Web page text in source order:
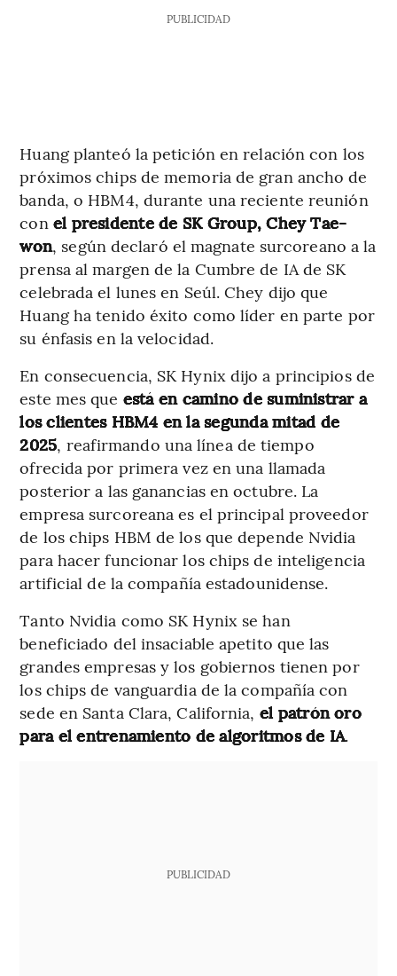
PUBLICIDAD
Huang planteó la petición en relación con los
próximos chips de memoria de gran ancho de
banda, o HBM4, durante una reciente reunión
con el presidente de SK Group, Chey Tae-
won, según declaró el magnate surcoreano a la
prensa al margen de la Cumbre de IA de SK
celebrada el lunes en Seúl. Chey dijo que
Huang ha tenido éxito como líder en parte por
su énfasis en la velocidad.
En consecuencia, SK Hynix dijo a principios de
este mes que está en camino de suministrar a
los clientes HBM4 en la segunda mitad de
2025, reafirmando una línea de tiempo
ofrecida por primera vez en una llamada
posterior a las ganancias en octubre. La
empresa surcoreana es el principal proveedor
de los chips HBM de los que depende Nvidia
para hacer funcionar los chips de inteligencia
artificial de la compañía estadounidense.
Tanto Nvidia como SK Hynix se han
beneficiado del insaciable apetito que las
grandes empresas y los gobiernos tienen por
los chips de vanguardia de la compañía con
sede en Santa Clara, California, el patrón oro
para el entrenamiento de algoritmos de IA.
PUBLICIDAD